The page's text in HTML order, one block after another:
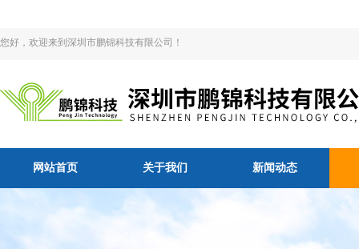
您好，欢迎来到深圳市鹏锦科技有限公司！
网站首页 关于我们 新闻动态